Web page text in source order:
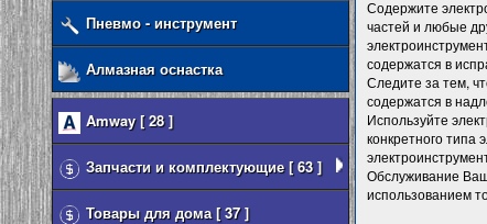
Пневмо - инструмент
Алмазная оснастка
Amway [ 28 ]
Запчасти и комплектующие [ 63 ]
Товары для дома [ 37 ]
Содержите
частей и любые
содержатся в
Следите за тем,
содержатся в
Используйте
конкретного типа
Обслуживание
использованием